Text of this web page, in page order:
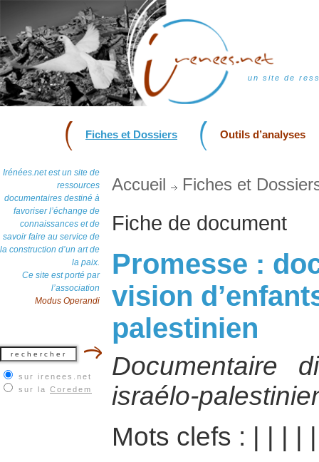
un site de
Fiches et Dossiers Outils d’analyses
Irénées.net est un site de
ressources
documentaires destiné à
favoriser l’échange de
connaissances et de
savoir faire au service de
la construction d’un art de
la paix.
Ce site est porté par
l’association
Modus Operandi
sur irenees.net
sur la Coredem
Accueil Fiches et
Fiche de document
Promesse :
vision
palestinien
Documentaire
israélo-
Mots clefs :